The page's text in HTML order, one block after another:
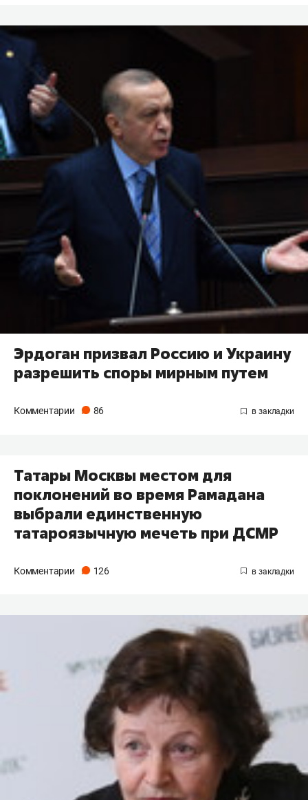
Эрдоган призвал Россию и Украину
разрешить споры мирным путем
Комментарии 86
Татары Москвы местом для
поклонений во время Рамадана
выбрали единственную
татароязычную мечеть при ДСМР
Комментарии 126